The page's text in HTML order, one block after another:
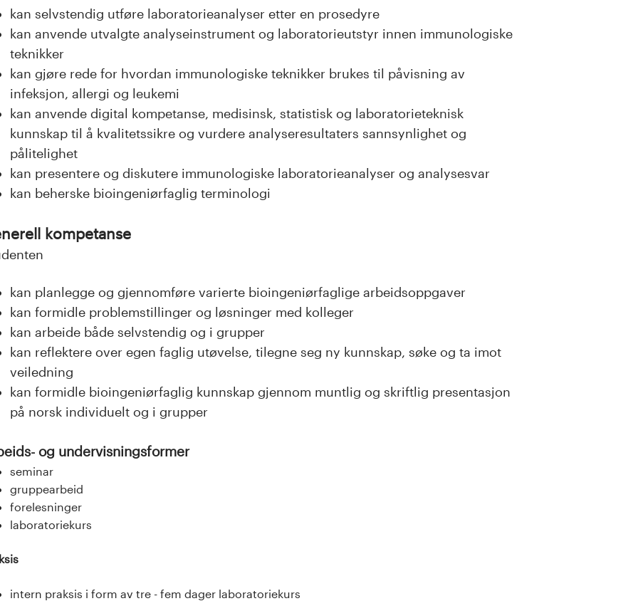
kan selvstendig utføre laboratorieanalyser etter en prosedyre
kan anvende utvalgte analyseinstrument og laboratorieutstyr innen immunologiske
teknikker
kan gjøre rede for hvordan immunologiske teknikker brukes til påvisning av
infeksjon, allergi og leukemi
kan anvende digital kompetanse, medisinsk, statistisk og laboratorieteknisk
kunnskap til å kvalitetssikre og vurdere analyseresultaters sannsynlighet og
pålitelighet
kan presentere og diskutere immunologiske laboratorieanalyser og analysesvar
kan beherske bioingeniørfaglig terminologi
kompetanse
kan planlegge og gjennomføre varierte bioingeniørfaglige arbeidsoppgaver
kan formidle problemstillinger og løsninger med kolleger
kan arbeide både selvstendig og i grupper
kan reflektere over egen faglig utøvelse, tilegne seg ny kunnskap, søke og ta imot
veiledning
kan formidle bioingeniørfaglig kunnskap gjennom muntlig og skriftlig presentasjon
på norsk individuelt og i grupper
og undervisningsformer
seminar
gruppearbeid
forelesninger
laboratoriekurs
intern praksis i form av tre - fem dager laboratoriekurs